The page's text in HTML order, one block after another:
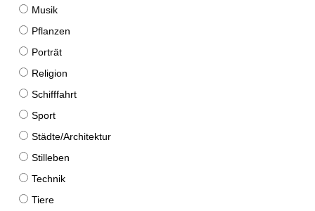
Musik
Pflanzen
Porträt
Religion
Schifffahrt
Sport
Städte/Architektur
Stilleben
Technik
Tiere